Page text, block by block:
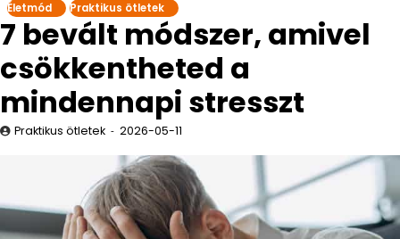
Életmód Praktikus ötletek
7 bevált módszer, amivel
csökkentheted a
mindennapi stresszt
Praktikus ötletek 2026-05-11